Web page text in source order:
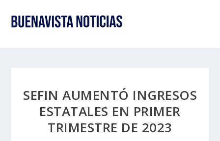
SEFIN AUMENTÓ INGRESOS
ESTATALES EN PRIMER
TRIMESTRE DE 2023